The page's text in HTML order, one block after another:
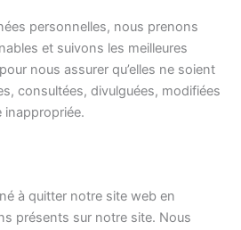
personnelles, nous prenons
et suivons les meilleures
nous assurer qu’elles ne soient
consultées, divulguées, modifiées
inappropriée.
à quitter notre site web en
présents sur notre site. Nous